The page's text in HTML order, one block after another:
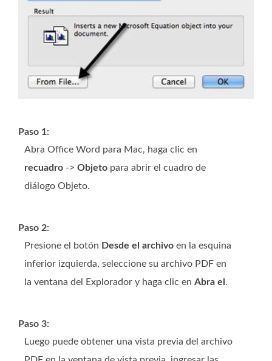
Paso 1:
Abra Office Word para Mac, haga clic en
recuadro -> Objeto para abrir el cuadro de
diálogo Objeto.
Paso 2:
Presione el botón Desde el archivo en la esquina
inferior izquierda, seleccione su archivo PDF en
la ventana del Explorador y haga clic en Abra el .
Paso 3:
Luego puede obtener una vista previa del archivo